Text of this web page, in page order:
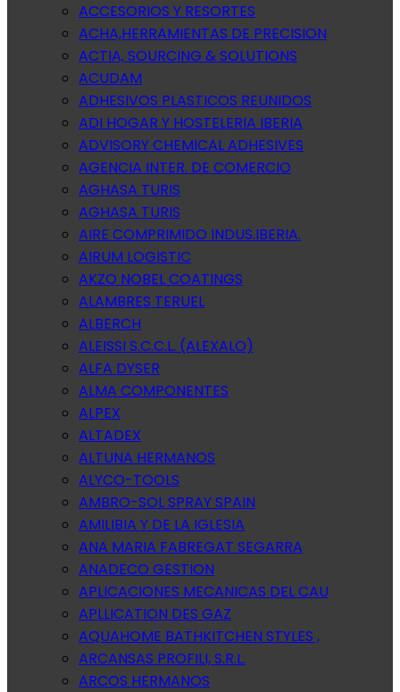
ACCESORIOS Y RESORTES
ACHA,HERRAMIENTAS DE PRECISION
ACTIA, SOURCING & SOLUTIONS
ACUDAM
ADHESIVOS PLASTICOS REUNIDOS
ADI HOGAR Y HOSTELERIA IBERIA
ADVISORY CHEMICAL ADHESIVES
AGENCIA INTER. DE COMERCIO
AGHASA TURIS
AGHASA TURIS
AIRE COMPRIMIDO INDUS.IBERIA.
AIRUM LOGISTIC
AKZO NOBEL COATINGS
ALAMBRES TERUEL
ALBERCH
ALEISSI S.C.C.L. (ALEXALO)
ALFA DYSER
ALMA COMPONENTES
ALPEX
ALTADEX
ALTUNA HERMANOS
ALYCO-TOOLS
AMBRO-SOL SPRAY SPAIN
AMILIBIA Y DE LA IGLESIA
ANA MARIA FABREGAT SEGARRA
ANADECO GESTION
APLICACIONES MECANICAS DEL CAU
APLLICATION DES GAZ
AQUAHOME BATHKITCHEN STYLES ,
ARCANSAS PROFILI, S.R.L.
ARCOS HERMANOS